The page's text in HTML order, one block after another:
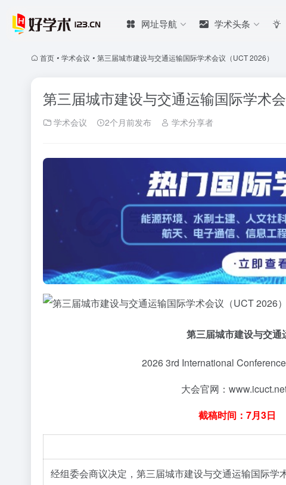
网址导航 学术头条
首页 • 学术会议 • 第三届城市建设与交通运输国际学术会议（UCT 2026）
第三届城市建设与交通运输国际学术
学术会议 2个月前发布 学术分享者
第三届城市建设与交通
2026 3rd International
大会官网：
截稿时间：7月3日
经组委会商议决定，第三届城市建设与交通运输国际学